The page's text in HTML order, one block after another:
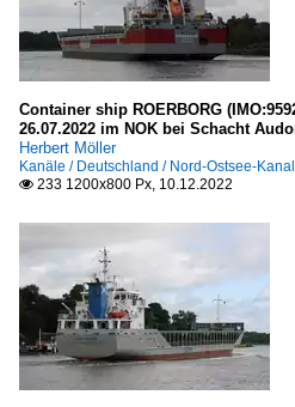
Container ship ROERBORG
26.07.2022 im NOK bei Schacht
Herbert Möller
Kanäle / Deutschland / Nord-Ostsee-Kanal
 233 1200x800 Px, 10.12.2022